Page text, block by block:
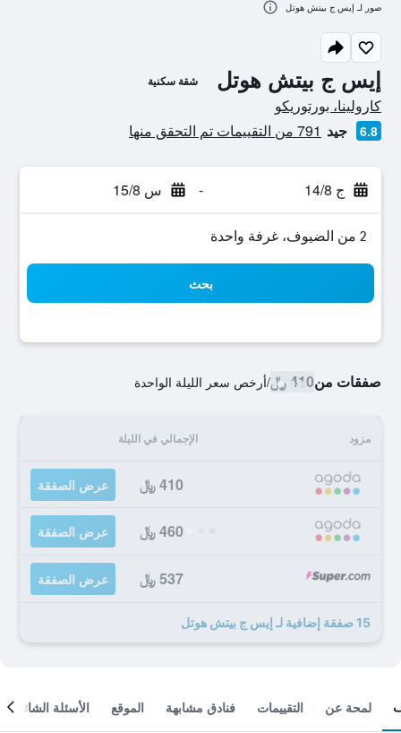
إيس ج بيتش هوتل شقة سكنية
تقييم فئة 0
كارولينا، بورتوريكو
6.8 جيد 791 من التقييمات تم التحقق منها
ج 14/8 - س 15/8
2 من الضيوف، غرفة واحدة
بحث
صفقات من410 ﷼ /أرخص سعر الليلة الواحدة
مزود الإجمالي في الليلة
410 ﷼ عرض الصفقة
460 ﷼ عرض الصفقة
537 ﷼ عرض الصفقة
15 صفقة إضافية لـ إيس ج بيتش هوتل
صور لـ إيس ج بيتش هوتل
لمحة عن التقييمات فنادق مشابهة الموقع الأسئلة الشائعة